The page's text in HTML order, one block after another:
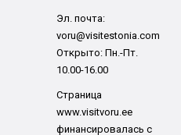
Эл. почта:
voru@visitestonia.com
Открыто: Пн.-Пт.
10.00-16.00
Страница
www.visitvoru.ee
финансировалась с